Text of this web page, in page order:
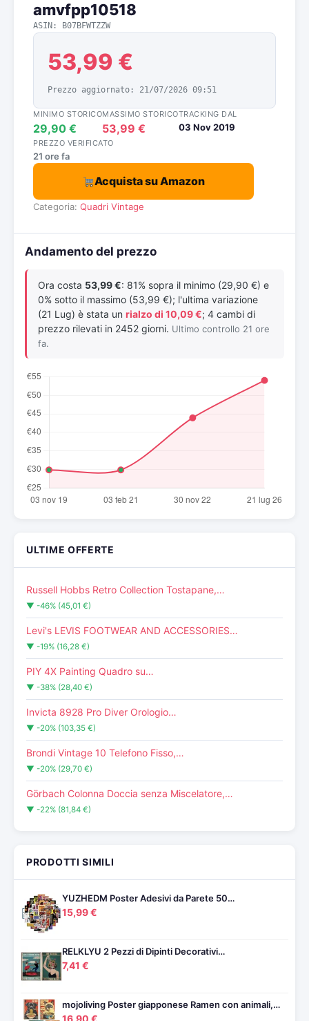
amvfpp10518
ASIN: B07BFWTZZW
53,99 €
Prezzo aggiornato: 21/07/2026 09:51
MINIMO STORICO
29,90 €
MASSIMO STORICO
53,99 €
TRACKING DAL
03 Nov 2019
PREZZO VERIFICATO
21 ore fa
Acquista su Amazon
Categoria: Quadri Vintage
Andamento del prezzo
Ora costa 53,99 €: 81% sopra il minimo (29,90 €) e
0% sotto il massimo (53,99 €); l'ultima variazione
(21 Lug) è stata un rialzo di 10,09 €; 4 cambi di
prezzo rilevati in 2452 giorni. Ultimo controllo 21 ore
fa.
ULTIME OFFERTE
Russell Hobbs Retro Collection Tostapane,…
▼ -46% (45,01 €)
Levi's LEVIS FOOTWEAR AND ACCESSORIES…
▼ -19% (16,28 €)
PIY 4X Painting Quadro su…
▼ -38% (28,40 €)
Invicta 8928 Pro Diver Orologio…
▼ -20% (103,35 €)
Brondi Vintage 10 Telefono Fisso,…
▼ -20% (29,70 €)
Görbach Colonna Doccia senza Miscelatore,…
▼ -22% (81,84 €)
PRODOTTI SIMILI
YUZHEDM Poster Adesivi da Parete 50…
15,99 €
RELKLYU 2 Pezzi di Dipinti Decorativi…
7,41 €
mojoliving Poster giapponese Ramen con animali,…
16,90 €